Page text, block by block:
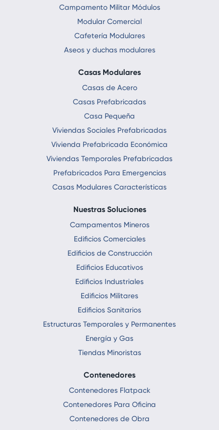
Campamento Militar Módulos
Modular Comercial
Cafetería Modulares
Aseos y duchas modulares
Casas Modulares
Casas de Acero
Casas Prefabricadas
Casa Pequeña
Viviendas Sociales Prefabricadas
Vivienda Prefabricada Económica
Viviendas Temporales Prefabricadas
Prefabricados Para Emergencias
Casas Modulares Características
Nuestras Soluciones
Campamentos Mineros
Edificios Comerciales
Edificios de Construcción
Edificios Educativos
Edificios Industriales
Edificios Militares
Edificios Sanitarios
Estructuras Temporales y Permanentes
Energía y Gas
Tiendas Minoristas
Contenedores
Contenedores Flatpack
Contenedores Para Oficina
Contenedores de Obra